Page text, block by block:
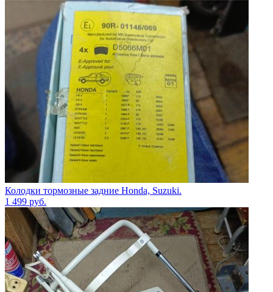
Колодки тормозные задние Honda, Suzuki.
1 499 руб.